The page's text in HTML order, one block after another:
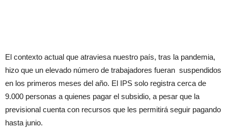
El contexto actual que atraviesa nuestro país, tras la pandemia,
hizo que un elevado número de trabajadores fueran suspendidos
en los primeros meses del año. El IPS solo registra cerca de
9.000 personas a quienes pagar el subsidio, a pesar que la
previsional cuenta con recursos que les permitirá seguir pagando
hasta junio.